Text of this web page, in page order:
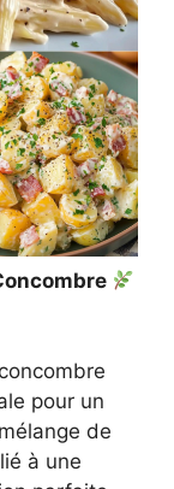
pour un
de
à une